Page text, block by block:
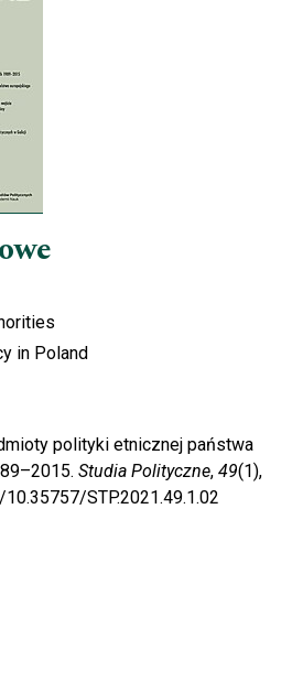
in Poland
polityki etnicznej państwa
Studia Polityczne, 49(1),
STP.2021.49.1.02